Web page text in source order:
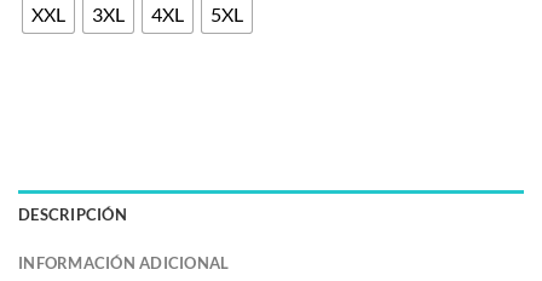
XXL
3XL 4XL 5XL
DESCRIPCIÓN
INFORMACIÓN ADICIONAL